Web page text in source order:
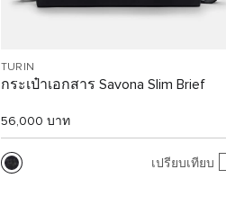
TURIN
กระเป๋าเอกสาร Savona Slim Brief
56,000 บาท
เปรียบเทียบ